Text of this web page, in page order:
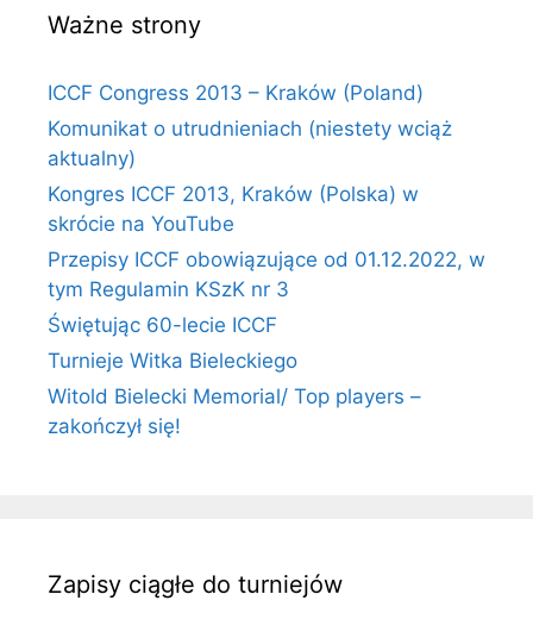
Ważne strony
ICCF Congress 2013 – Kraków (Poland)
Komunikat o utrudnieniach (niestety wciąż
aktualny)
Kongres ICCF 2013, Kraków (Polska) w
skrócie na YouTube
Przepisy ICCF obowiązujące od 01.12.2022, w
tym Regulamin KSzK nr 3
Świętując 60-lecie ICCF
Turnieje Witka Bieleckiego
Witold Bielecki Memorial/ Top players –
zakończył się!
Zapisy ciągłe do turniejów